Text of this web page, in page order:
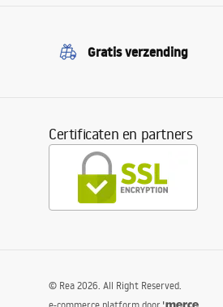
Gratis verzending
Certificaten en partners
© Rea 2026. All Right Reserved.